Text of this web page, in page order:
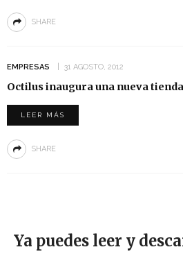
SHARE
EMPRESAS 31 AGOSTO, 2012
Octilus inaugura una nueva
LEER MÁS
SHARE
Ya puedes leer y